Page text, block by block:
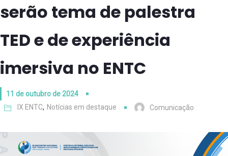
serão tema de palestra
TED e de experiência
imersiva no ENTC
11 de outubro de 2024
IX ENTC, Notícias em destaque Comunicação